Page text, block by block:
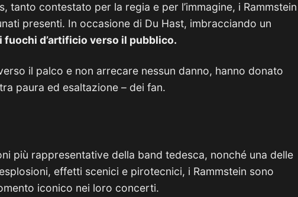
tanto contestato per la regia e per l’immagine, i Rammstein
presenti. In occasione di Du Hast, imbracciando un
fuochi d’artificio verso il pubblico.
il palco e non arrecare nessun danno, hanno donato
paura ed esaltazione – dei fan.
più rappresentative della band tedesca, nonché una delle
effetti scenici e pirotecnici, i Rammstein sono
iconico nei loro concerti.